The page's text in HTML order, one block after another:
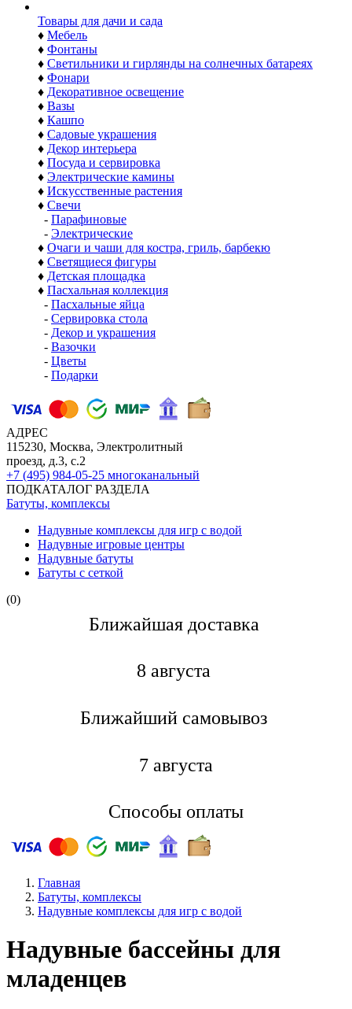
Товары для дачи и сада
♦ Мебель
♦ Фонтаны
♦ Светильники и гирлянды на солнечных батареях
♦ Фонари
♦ Декоративное освещение
♦ Вазы
♦ Кашпо
♦ Садовые украшения
♦ Декор интерьера
♦ Посуда и сервировка
♦ Электрические камины
♦ Искусственные растения
♦ Свечи
- Парафиновые
- Электрические
♦ Очаги и чаши для костра, гриль, барбекю
♦ Светящиеся фигуры
♦ Детская площадка
♦ Пасхальная коллекция
- Пасхальные яйца
- Сервировка стола
- Декор и украшения
- Вазочки
- Цветы
- Подарки
АДРЕС
115230, Москва, Электролитный
проезд, д.3, с.2
+7 (495) 984-05-25 многоканальный
ПОДКАТАЛОГ РАЗДЕЛА
Батуты, комплексы
Надувные комплексы для игр с водой
Надувные игровые центры
Надувные батуты
Батуты с сеткой
(0)
Ближайшая доставкa
8 августа
Ближайший самовывоз
7 августа
Способы оплаты
Главная
Батуты, комплексы
Надувные комплексы для игр с водой
Надувные бассейны для
младенцев